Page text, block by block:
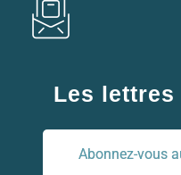
Les
Abonnez-vous